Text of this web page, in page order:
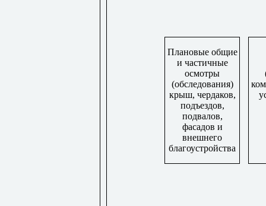
Плановые общие
и частичные
осмотры
(обследования)
крыш, чердаков,
подъездов,
подвалов,
фасадов и
внешнего
благоустройства